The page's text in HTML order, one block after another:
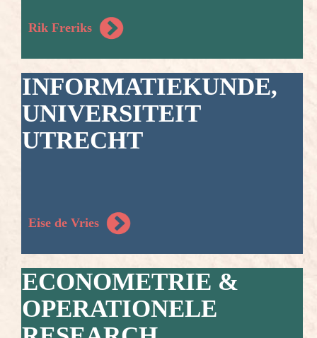
Rik Freriks
INFORMATIEKUNDE,
UNIVERSITEIT
UTRECHT
Eise de Vries
ECONOMETRIE &
OPERATIONELE